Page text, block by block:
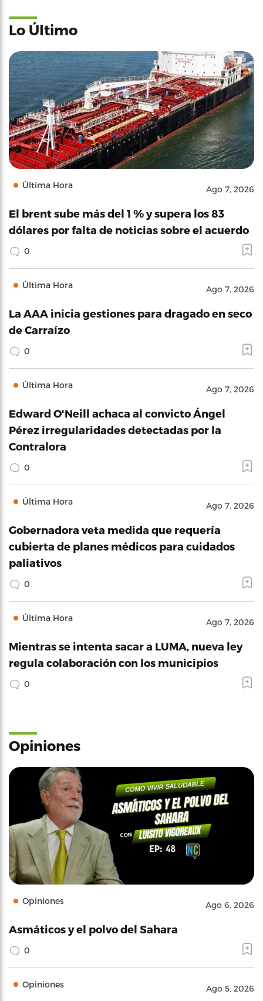
Lo Último
Última Hora Ago 7, 2026
El brent sube más del 1 % y supera los 83
dólares por falta de noticias sobre el acuerdo
0
Última Hora Ago 7, 2026
La AAA inicia gestiones para dragado en seco
de Carraízo
0
Última Hora Ago 7, 2026
Edward O'Neill achaca al convicto Ángel
Pérez irregularidades detectadas por la
Contralora
0
Última Hora Ago 7, 2026
Gobernadora veta medida que requería
cubierta de planes médicos para cuidados
paliativos
0
Última Hora Ago 7, 2026
Mientras se intenta sacar a LUMA, nueva ley
regula colaboración con los municipios
0
Opiniones
Opiniones Ago 6, 2026
Asmáticos y el polvo del Sahara
0
Opiniones Ago 5, 2026